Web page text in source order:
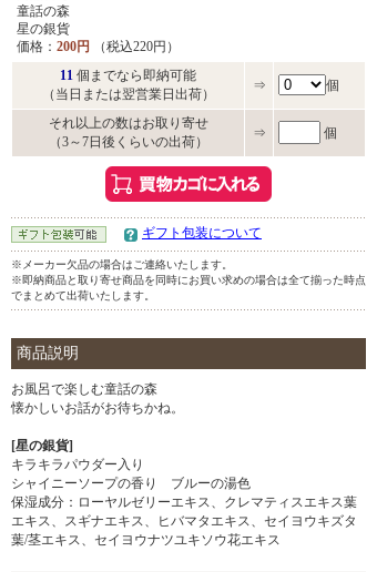
童話の森
星の銀貨
価格： 200円
（税込220円）
11 個までなら即納可能
（当日または翌営業日出荷）
⇒ 個
それ以上の数はお取り寄せ
（3～7日後くらいの出荷）
⇒ 個
ギフト包装について
※メーカー欠品の場合はご連絡いたします。
※即納商品と取り寄せ商品を同時にお買い求めの場合は全て揃った時点
でまとめて出荷いたします。
商品説明
お風呂で楽しむ童話の森
懐かしいお話がお待ちかね。
[星の銀貨]
キラキラパウダー入り
シャイニーソープの香り ブルーの湯色
保湿成分：ローヤルゼリーエキス、クレマティスエキス葉
エキス、スギナエキス、ヒバマタエキス、セイヨウキズタ
葉/茎エキス、セイヨウナツユキソウ花エキス